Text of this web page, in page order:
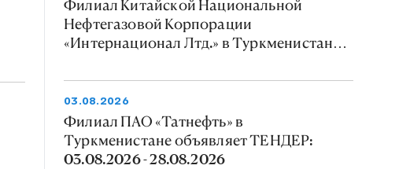
Филиал Китайской Национальной
Нефтегазовой Корпорации
«Интернационал Лтд.» в Туркменистане
09.08.2026
03.08.2026
Филиал ПАО «Татнефть» в
Туркменистане объявляет ТЕНДЕР:
03.08.2026 - 28.08.2026